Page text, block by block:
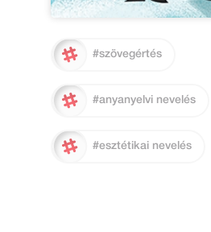
#szövegértés
#anyanyelvi nevelés
#esztétikai nevelés